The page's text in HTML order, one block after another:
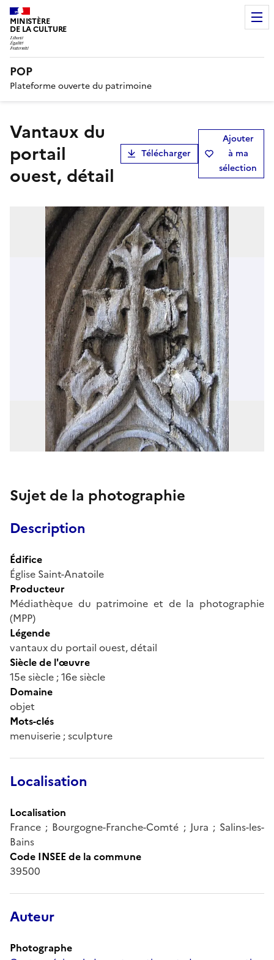
MINISTÈRE
DE LA CULTURE
POP
Plateforme ouverte du patrimoine
vantaux du
portail
ouest, détail
Télécharger
Ajouter
à ma
sélection
Sujet de la photographie
Description
Édifice
Église Saint-Anatoile
Producteur
Médiathèque du patrimoine et de la photographie
(MPP)
Légende
vantaux du portail ouest, détail
Siècle de l'œuvre
15e siècle ; 16e siècle
Domaine
objet
Mots-clés
menuiserie ; sculpture
Localisation
Localisation
France ; Bourgogne-Franche-Comté ; Jura ; Salins-les-
Bains
Code INSEE de la commune
39500
Auteur
Photographe